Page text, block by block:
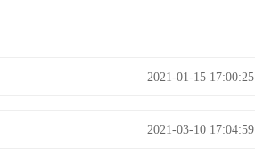
2021-01-15 17:00:25
2021-03-10 17:04:59